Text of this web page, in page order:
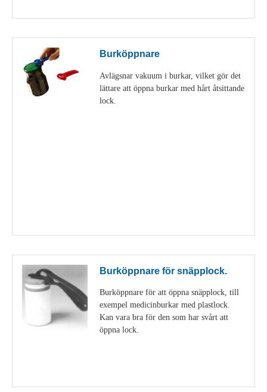
Burköppnare
Avlägsnar vakuum i burkar, vilket gör det
lättare att öppna burkar med hårt åtsittande
lock.
Burköppnare för snäpplock.
Burköppnare för att öppna snäpplock, till
exempel medicinburkar med plastlock.
Kan vara bra för den som har svårt att
öppna lock.